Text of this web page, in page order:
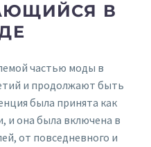
В
частью моды в
и продолжают быть
была принята как
и она была включена в
от повседневного и